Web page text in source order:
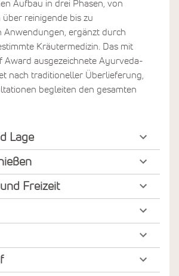
Aufbau in drei Phasen, von
reinigende bis zu
Anwendungen, ergänzt durch
Kräutermedizin. Das mit
Award ausgezeichnete Ayurveda-
nach traditioneller Überlieferung,
begleiten den gesamten
Lage
Freizeit